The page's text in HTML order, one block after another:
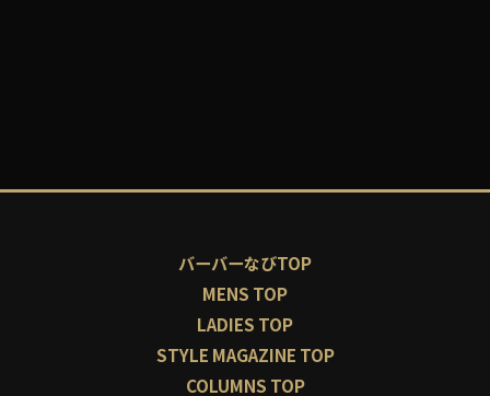
バーバーなびTOP
MENS TOP
LADIES TOP
STYLE MAGAZINE TOP
COLUMNS TOP